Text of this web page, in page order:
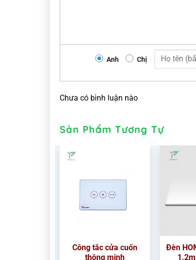
Anh Chị
Chưa có bình luận nào
Sản Phẩm Tương Tự
Công tắc cửa cuốn
thông minh
Đèn